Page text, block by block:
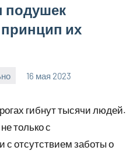
подушек
их
16 мая 2023
гибнут тысячи людей.
только с
с отсутствием заботы о